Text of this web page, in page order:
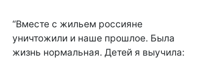
“Вместе с жильем россияне
уничтожили и наше прошлое. Была
жизнь нормальная. Детей я выучила: